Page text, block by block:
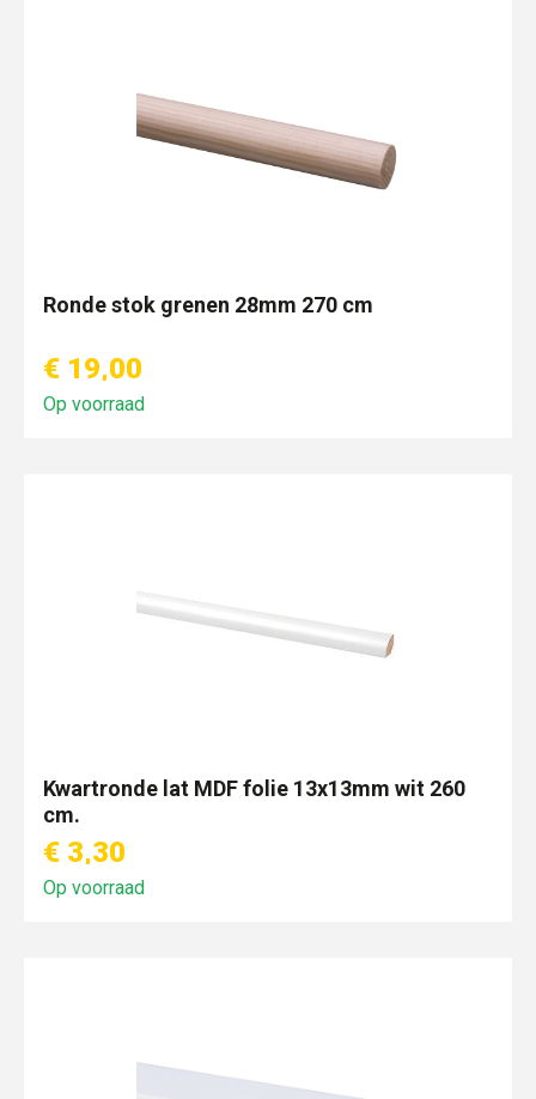
Ronde stok grenen 28mm 270 cm
€ 19,00
Op voorraad
Kwartronde lat MDF folie 13x13mm wit 260
cm.
€ 3,30
Op voorraad